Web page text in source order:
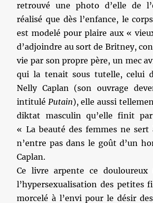
retrouvé une photo d’elle de
réalisé que dès l’enfance, le
est modelé pour plaire aux «
d’adjoindre au sort de Britney,
vie par son propre père, un mec
qui la tenait sous tutelle, celui
Nelly Caplan (son ouvrage
intitulé Putain), elle aussi
diktat masculin qu’elle finit
« La beauté des femmes ne
n’entre pas dans le goût d’un
Caplan.
Ce livre arpente ce
l’hypersexualisation des petites
morcelé à l’envi pour le désir